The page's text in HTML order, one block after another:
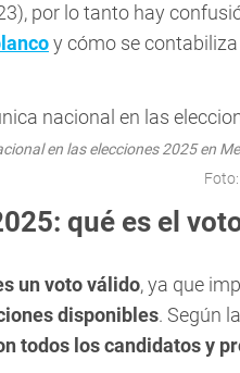
por lo tanto hay
y cómo se
en las elecciones 2025 en
qué es el
un voto válido, ya que
disponibles. Según
todos los candidatos y